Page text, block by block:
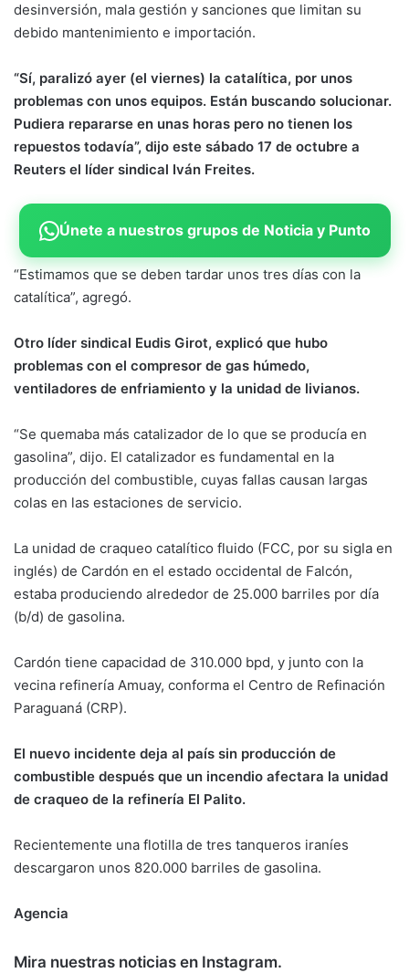
desinversión, mala gestión y sanciones que limitan su
debido mantenimiento e importación.
“Sí, paralizó ayer (el viernes) la catalítica, por unos
problemas con unos equipos. Están buscando solucionar.
Pudiera repararse en unas horas pero no tienen los
repuestos todavía”, dijo este sábado 17 de octubre a
Reuters el líder sindical Iván Freites.
Únete a nuestros grupos de Noticia y Punto
“Estimamos que se deben tardar unos tres días con la
catalítica”, agregó.
Otro líder sindical Eudis Girot, explicó que hubo
problemas con el compresor de gas húmedo,
ventiladores de enfriamiento y la unidad de livianos.
“Se quemaba más catalizador de lo que se producía en
gasolina”, dijo. El catalizador es fundamental en la
producción del combustible, cuyas fallas causan largas
colas en las estaciones de servicio.
La unidad de craqueo catalítico fluido (FCC, por su sigla en
inglés) de Cardón en el estado occidental de Falcón,
estaba produciendo alrededor de 25.000 barriles por día
(b/d) de gasolina.
Cardón tiene capacidad de 310.000 bpd, y junto con la
vecina refinería Amuay, conforma el Centro de Refinación
Paraguaná (CRP).
El nuevo incidente deja al país sin producción de
combustible después que un incendio afectara la unidad
de craqueo de la refinería El Palito.
Recientemente una flotilla de tres tanqueros iraníes
descargaron unos 820.000 barriles de gasolina.
Agencia
Mira nuestras noticias en Instagram.